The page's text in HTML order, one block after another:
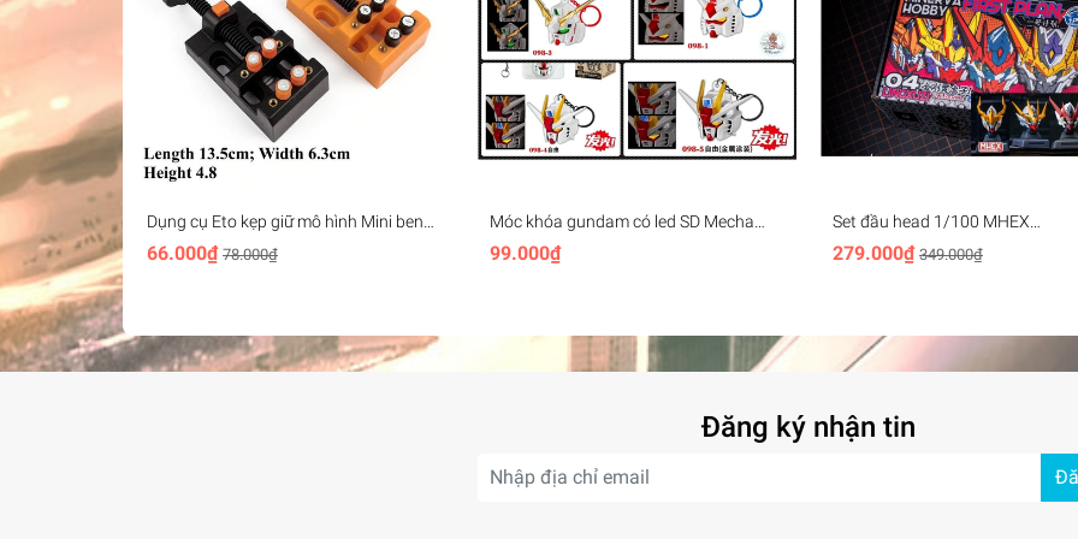
Dụng cụ Eto kẹp giữ mô hình Mini bench
vise plastic
66.000₫ 78.000₫
Móc khóa gundam có led SD Mecha
Head Key Chain (rx78, unicorn,
freedom, aerial,..)
99.000₫
Set đầu head 1/100 MHEX
HEADMASTER Vajra 04 Barbatos
Wolverine - Minerva (+led)
279.000₫ 349.000₫
Đăng ký nhận tin